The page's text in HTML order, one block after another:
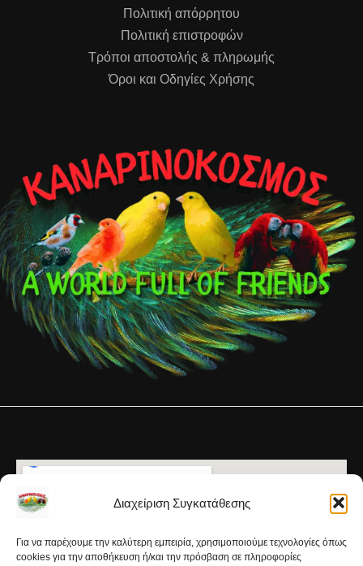
Διαχείριση Συγκατάθεσης
Για να παρέχουμε την καλύτερη εμπειρία, χρησιμοποιούμε τεχνολογίες όπως
cookies για την αποθήκευση ή/και την πρόσβαση σε πληροφορίες
Πολιτική απόρρητου
Πολιτική επιστροφών
Τρόποι αποστολής & πληρωμής
Όροι και Οδηγίες Χρήσης